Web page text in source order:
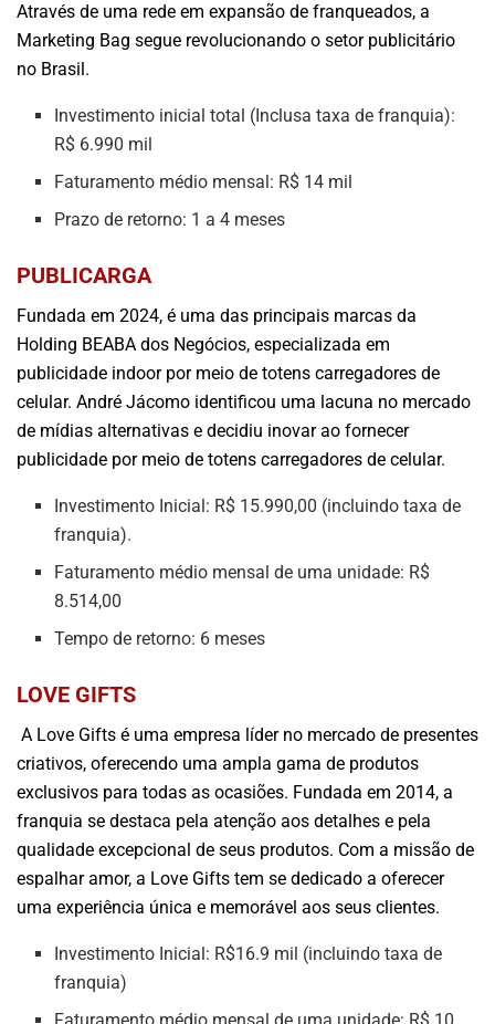
Através de uma rede em expansão de franqueados, a
Marketing Bag segue revolucionando o setor publicitário
no Brasil.
Investimento inicial total (Inclusa taxa de franquia):
R$ 6.990 mil
Faturamento médio mensal: R$ 14 mil
Prazo de retorno: 1 a 4 meses
PUBLICARGA
Fundada em 2024, é uma das principais marcas da
Holding BEABA dos Negócios, especializada em
publicidade indoor por meio de totens carregadores de
celular. André Jácomo identificou uma lacuna no mercado
de mídias alternativas e decidiu inovar ao fornecer
publicidade por meio de totens carregadores de celular.
Investimento Inicial: R$ 15.990,00 (incluindo taxa de
franquia).
Faturamento médio mensal de uma unidade: R$
8.514,00
Tempo de retorno: 6 meses
LOVE GIFTS
A Love Gifts é uma empresa líder no mercado de presentes
criativos, oferecendo uma ampla gama de produtos
exclusivos para todas as ocasiões. Fundada em 2014, a
franquia se destaca pela atenção aos detalhes e pela
qualidade excepcional de seus produtos. Com a missão de
espalhar amor, a Love Gifts tem se dedicado a oferecer
uma experiência única e memorável aos seus clientes.
Investimento Inicial: R$16.9 mil (incluindo taxa de
franquia)